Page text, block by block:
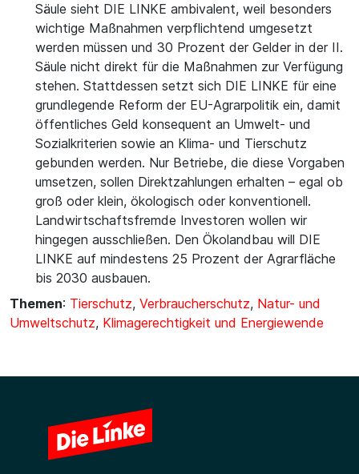
Säule sieht DIE LINKE ambivalent, weil besonders
wichtige Maßnahmen verpflichtend umgesetzt
werden müssen und 30 Prozent der Gelder in der II.
Säule nicht direkt für die Maßnahmen zur Verfügung
stehen. Stattdessen setzt sich DIE LINKE für eine
grundlegende Reform der EU-Agrarpolitik ein, damit
öffentliches Geld konsequent an Umwelt- und
Sozialkriterien sowie an Klima- und Tierschutz
gebunden werden. Nur Betriebe, die diese Vorgaben
umsetzen, sollen Direktzahlungen erhalten – egal ob
groß oder klein, ökologisch oder konventionell.
Landwirtschaftsfremde Investoren wollen wir
hingegen ausschließen. Den Ökolandbau will DIE
LINKE auf mindestens 25 Prozent der Agrarfläche
bis 2030 ausbauen.
Themen: Tierschutz, Verbraucherschutz, Natur- und
Umweltschutz, Klimagerechtigkeit und Energiewende